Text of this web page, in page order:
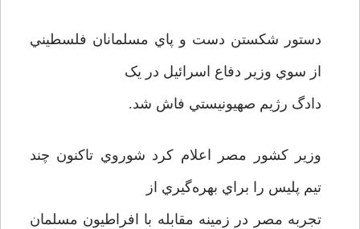
دستور شکستن دست و پاي مسلمانان فلسطيني
از سوي وزير دفاع اسرائيل در يک
دادگ رژيم صهيونيستي فاش شد.
وزير کشور مصر اعلام کرد شوروي تاکنون چند
تيم پليس را براي بهره‌گيري از
تجربه مصر در زمينه مقابله با افراطيون مسلمان